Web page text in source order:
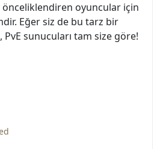
oyuncular için
Eğer siz de bu tarz bir
PvE sunucuları tam size göre!